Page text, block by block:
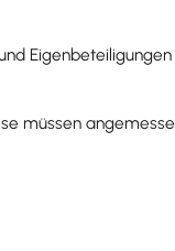
müssen